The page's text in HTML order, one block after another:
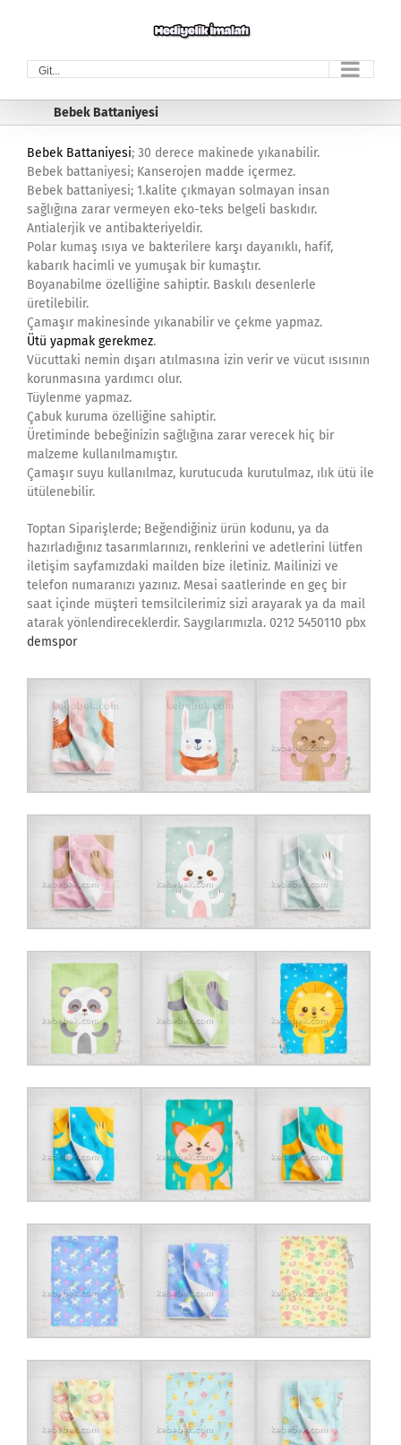
Git...
Bebek Battaniyesi
Bebek Battaniyesi; 30 derece makinede yıkanabilir.
Bebek battaniyesi; Kanserojen madde içermez.
Bebek battaniyesi; 1.kalite çıkmayan solmayan insan
sağlığına zarar vermeyen eko-teks belgeli baskıdır.
Antialerjik ve antibakteriyeldir.
Polar kumaş ısıya ve bakterilere karşı dayanıklı, hafif,
kabarık hacimli ve yumuşak bir kumaştır.
Boyanabilme özelliğine sahiptir. Baskılı desenlerle
üretilebilir.
Çamaşır makinesinde yıkanabilir ve çekme yapmaz.
Ütü yapmak gerekmez.
Vücuttaki nemin dışarı atılmasına izin verir ve vücut ısısının
korunmasına yardımcı olur.
Tüylenme yapmaz.
Çabuk kuruma özelliğine sahiptir.
Üretiminde bebeğinizin sağlığına zarar verecek hiç bir
malzeme kullanılmamıştır.
Çamaşır suyu kullanılmaz, kurutucuda kurutulmaz, ılık ütü ile
ütülenebilir.
Toptan Siparişlerde; Beğendiğiniz ürün kodunu, ya da
hazırladığınız tasarımlarınızı, renklerini ve adetlerini lütfen
iletişim sayfamızdaki mailden bize iletiniz. Mailinizi ve
telefon numaranızı yazınız. Mesai saatlerinde en geç bir
saat içinde müşteri temsilcilerimiz sizi arayarak ya da mail
atarak yönlendireceklerdir. Saygılarımızla. 0212 5450110 pbx
demspor